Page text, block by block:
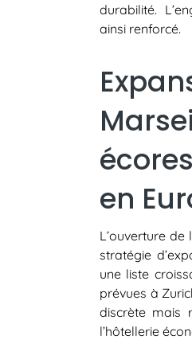
durabilité.
ainsi renforcé.
en
L’ouverture
stratégie
une liste
prévues à
discrète mais
l’hôtellerie